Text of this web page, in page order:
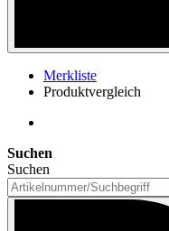
Merkliste
Produktvergleich
Suchen
Suchen